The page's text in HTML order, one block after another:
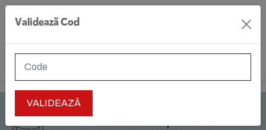
MENIU
Validează Cod